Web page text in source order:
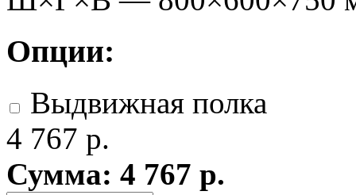
Опции:
Выдвижная полка
4 767 р.
Сумма: 4 767 р.